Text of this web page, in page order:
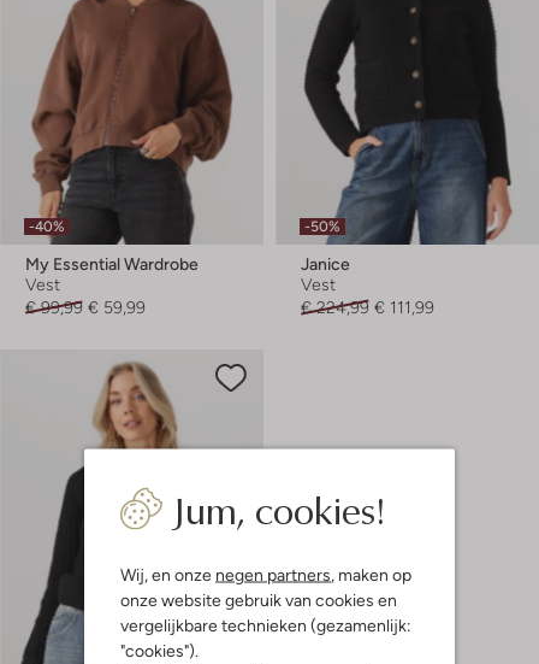
Jum, cookies!
Wij, en onze negen partners , maken op
onze website gebruik van cookies en
vergelijkbare technieken (gezamenlijk:
"cookies").
-40%
My Essential Wardrobe
Vest
€ 99,99 € 59,99
-50%
Janice
Vest
€ 224,99 € 111,99
Shop hier